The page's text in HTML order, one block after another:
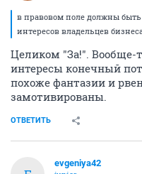
в правовом поле должны
интересов владельцев
Целиком "За!". Вообще-
интересы конечный
похоже фантазии и
замотивированы.
ОТВЕТИТЬ
evgeniya42